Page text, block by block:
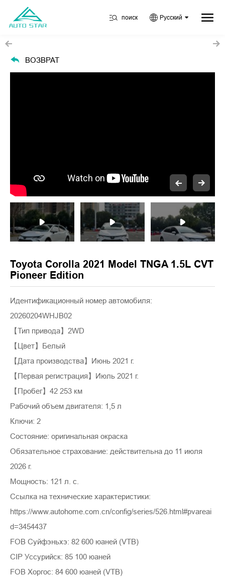
поиск Русский
ВОЗВРАТ
Toyota Corolla 2021 Model TNGA 1.5L CVT
Pioneer Edition
Идентификационный номер автомобиля:
20260204WHJB02
【Тип привода】2WD
【Цвет】Белый
【Дата производства】Июнь 2021 г.
【Первая регистрация】Июль 2021 г.
【Пробег】42 253 км
Рабочий объем двигателя: 1,5 л
Ключи: 2
Состояние: оригинальная окраска
Обязательное страхование: действительна до 11 июля
2026 г.
Мощность: 121 л. с.
Ссылка на технические характеристики:
https://www.autohome.com.cn/config/series/526.html#pvareai
d=3454437
FOB Суйфэньхэ: 82 600 юаней (VTB)
CIP Уссурийск: 85 100 юаней
FOB Хоргос: 84 600 юаней (VTB)